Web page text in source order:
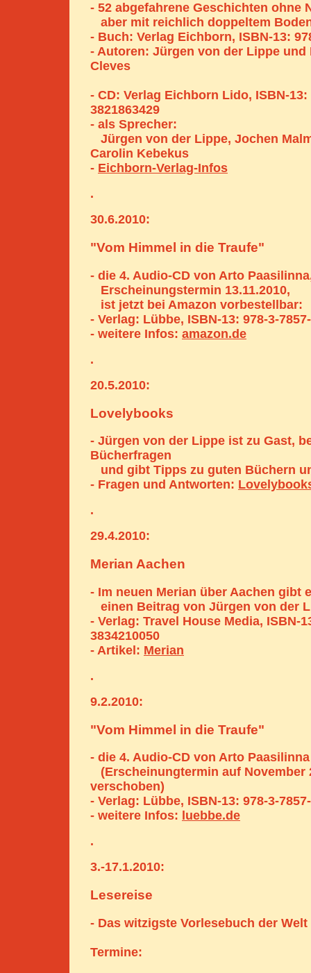
- 52 abgefahrene Geschichten ohne
aber mit reichlich doppeltem
- Buch: Verlag Eichborn, ISBN-13:
- Autoren: Jürgen von der Lippe und
Cleves
- CD: Verlag Eichborn Lido, ISBN-13:
3821863429
- als Sprecher:
Jürgen von der Lippe, Jochen
Carolin Kebekus
- Eichborn-Verlag-Infos
.
30.6.2010:
"Vom Himmel in die Traufe"
- die 4. Audio-CD von Arto
Erscheinungstermin 13.11.2010,
ist jetzt bei Amazon vorbestellbar:
- Verlag: Lübbe, ISBN-13: 978-3-
- weitere Infos: amazon.de
.
20.5.2010:
Lovelybooks
- Jürgen von der Lippe ist zu Gast,
Bücherfragen
und gibt Tipps zu guten Büchern
- Fragen und Antworten:
.
29.4.2010:
Merian Aachen
- Im neuen Merian über Aachen gibt
einen Beitrag von Jürgen von der
- Verlag: Travel House Media, ISBN-
3834210050
- Artikel: Merian
.
9.2.2010:
"Vom Himmel in die Traufe"
- die 4. Audio-CD von Arto Paasilinna
(Erscheinungtermin auf November
verschoben)
- Verlag: Lübbe, ISBN-13: 978-3-
- weitere Infos: luebbe.de
.
3.-17.1.2010:
Lesereise
- Das witzigste Vorlesebuch der
Termine: